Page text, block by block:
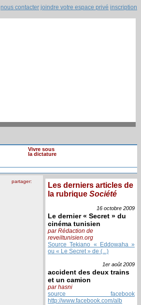
nous contacter joindre votre espace privé inscription
Vivre sous
la dictature
Les derniers articles de
la rubrique Société
16 octobre 2009
Le dernier « Secret » du
cinéma tunisien
par Rédaction de
reveiltunisien.org
Source Tekiano « Eddowaha »
ou « Le Secret » de (...)
1er août2009
accident des deux trains
et un camion
par hasni
source facebook
http://www.facebook.com/alb
partager: